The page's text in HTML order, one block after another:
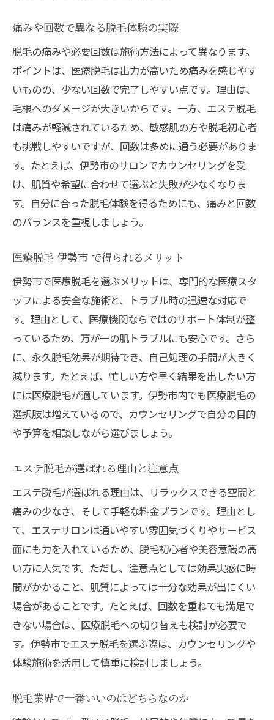
痛みや回数で異なる脱毛体験の実際
脱毛の痛みや必要回数は施術方法によって異なります。
ポイントは、医療脱毛は出力が高いため痛みを感じやす
いものの、少ない回数で完了しやすい点です。理由は、
毛根へのダメージが大きいからです。一方、エステ脱毛
は痛みが軽減されているため、敏感肌の方や脱毛初心者
も挑戦しやすいですが、回数は多めに通う必要がありま
す。たとえば、伊勢市のサロンでカウンセリングを受
け、肌質や希望に合わせて選ぶと失敗が少なくなりま
す。自分に合った脱毛体験を得るためにも、痛みと回数
のバランスを重視しましょう。
医療脱毛 伊勢市 で得られるメリット
伊勢市で医療脱毛を選ぶメリットは、専門的な医療スタ
ッフによる安全な施術と、トラブル時の迅速な対応で
す。理由として、医療機関ならではのサポート体制が整
っているため、万が一の肌トラブルにも安心です。さら
に、永久脱毛効果が期待でき、自己処理の手間が大きく
減ります。たとえば、忙しい方や早く結果を出したい方
には医療脱毛が適しています。伊勢市内でも医療脱毛の
選択肢は増えているので、カウンセリングで自分の目的
や予算を相談しながら選びましょう。
エステ脱毛が選ばれる理由と注意点
エステ脱毛が選ばれる理由は、リラックスできる空間と
痛みの少なさ、そして手軽な料金プランです。理由とし
て、エステサロンは通いやすい雰囲気づくりやサービス
面にも力を入れているため、脱毛初心者や美容意識の高
い方に人気です。ただし、注意点としては効果実感に時
間がかかること、肌質によっては十分な効果が出にくい
場合があることです。たとえば、回数を重ねても満足で
きない場合は、医療脱毛への切り替えも検討が必要で
す。伊勢市でエステ脱毛を選ぶ際は、カウンセリングや
体験施術を活用して慎重に検討しましょう。
脱毛業界で一番いいのはどちらなのか